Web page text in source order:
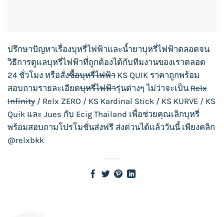
ปรึกษาปัญหาเรื่องบุหรี่ไฟฟ้าและน้ำยาบุหรี่ไฟฟ้าตลอดจน
วิธีการดูแลบุหรี่ไฟฟ้าที่ถูกต้องได้กับทีมงานของเราตลอด
24 ชั่วโมง หรือสั่งซื้อบุหรี่ไฟฟ้า KS QUIK ราคาถูกพร้อม
สอบถามรายละเอียดบุหรี่ไฟฟ้ารุ่นต่างๆ ไม่ว่าจะเป็น Relx
Infinity / Relx ZERO / KS Kardinal Stick / KS KURVE / KS
Quik และ Jues กับ Ecig Thailand เพื่อช่วยคุณเลิกบุหรี่
พร้อมสอบถามโปรโมชั่นส่งฟรี ส่งด่วนได้แล้ววันนี้ เพียงคลิก
@relxbkk